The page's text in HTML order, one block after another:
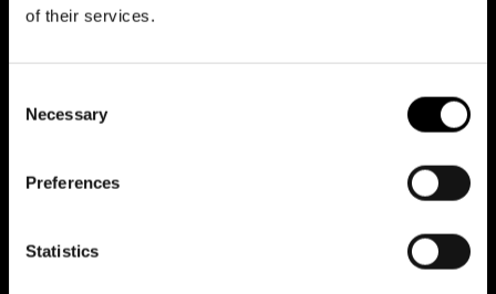
of their services.
Selection
Necessary
Preferences
Statistics
offer och förövare”